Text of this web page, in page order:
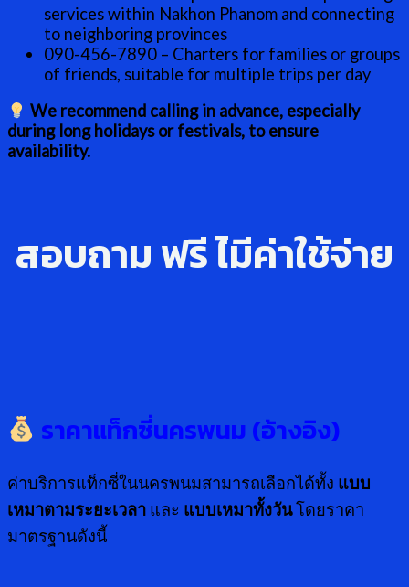
services within Nakhon Phanom and connecting
to neighboring provinces
090-456-7890 – Charters for families or groups
of friends, suitable for multiple trips per day
We recommend calling in advance, especially
during long holidays or festivals, to ensure
availability.
สอบถาม ฟรี ไ่มีค่าใช้จ่าย
ราคาแท็กซี่นครพนม (อ้างอิง)
ค่าบริการแท็กซี่ในนครพนมสามารถเลือกได้ทั้ง แบบ
เหมาตามระยะเวลา และ แบบเหมาทั้งวันโดยราคา
มาตรฐานดังนี้